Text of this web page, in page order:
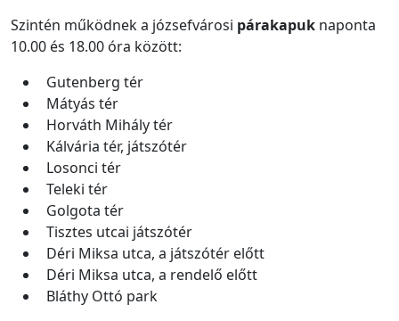
Szintén működnek a józsefvárosi párakapuk naponta
10.00 és 18.00 óra között:
Gutenberg tér
Mátyás tér
Horváth Mihály tér
Kálvária tér, játszótér
Losonci tér
Teleki tér
Golgota tér
Tisztes utcai játszótér
Déri Miksa utca, a játszótér előtt
Déri Miksa utca, a rendelő előtt
Bláthy Ottó park